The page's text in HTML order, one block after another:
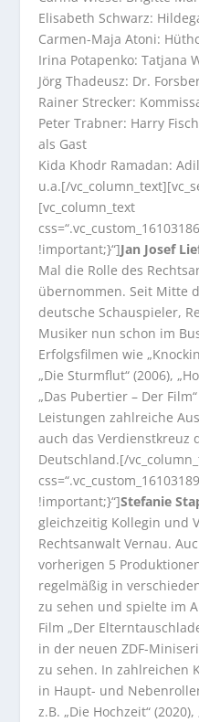
Elisabeth Schwarz:
Carmen-Maja Atoni:
Irina Potapenko: Tatjana
Jörg Thadeusz: Dr.
Rainer Strecker:
Peter Trabner: Harry
als Gast
Kida Khodr Ramadan:
u.a.[/
[vc_column_text
!important;}“]Jan Josef
Mal die Rolle des
übernommen. Seit Mitte
deutsche Schauspieler,
Musiker nun schon im
Erfolgsfilmen wie
„Die Sturmflut“ (2006),
„Das Pubertier – Der
Leistungen zahlreiche
auch das Verdienstkreuz
Deutschland.[/
!important;}“]Stefanie
gleichzeitig Kollegin und
Rechtsanwalt Vernau.
vorherigen 5
regelmäßig in
zu sehen und spielte im
Film „Der
in der neuen ZDF-
zu sehen. In zahlreichen
in Haupt- und
z.B. „Die Hochzeit“